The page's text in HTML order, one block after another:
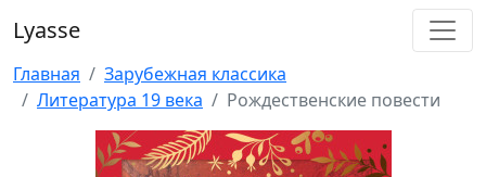
Lyasse
Главная
Зарубежная классика
Литература 19 века
Рождественские повести